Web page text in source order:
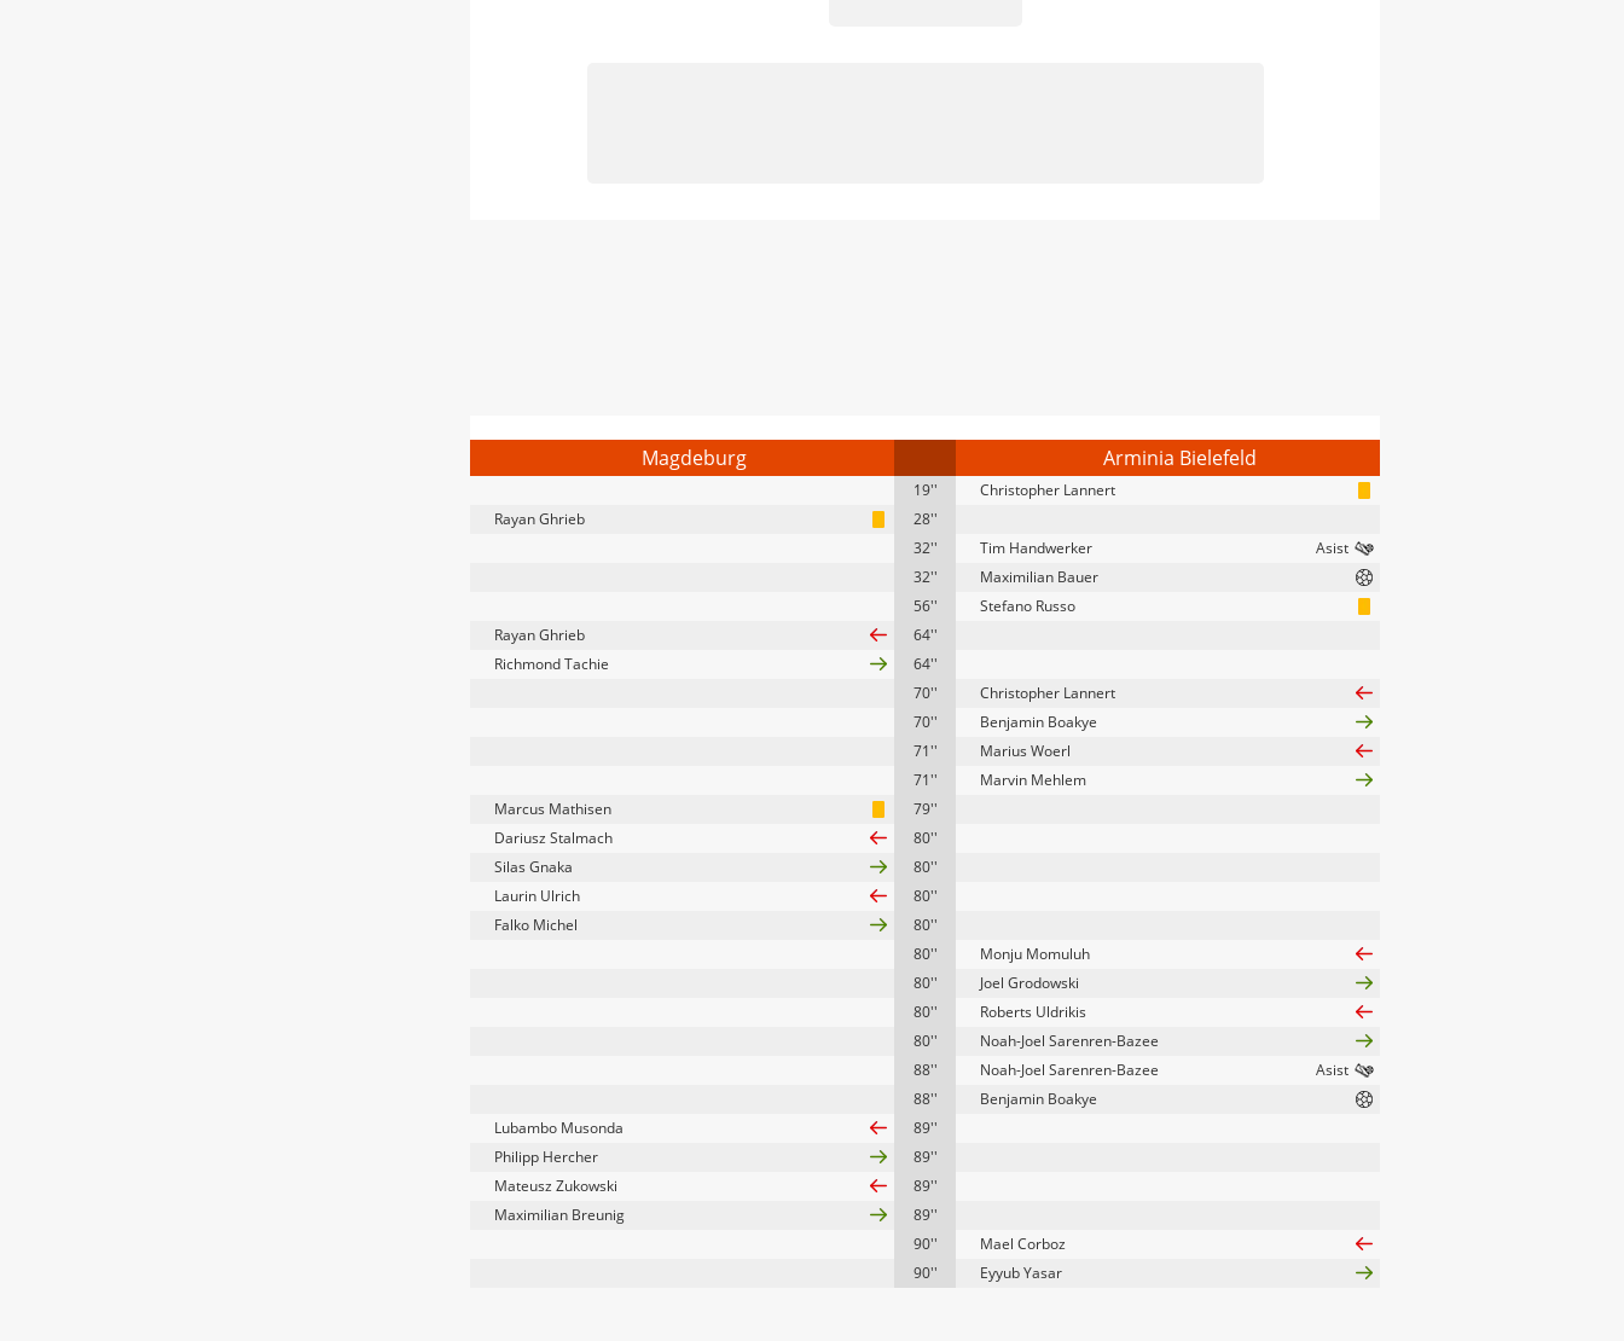
Magdeburg Arminia Bielefeld
19''
Christopher Lannert
Rayan Ghrieb
28''
32''
Tim Handwerker
32''
Maximilian Bauer
56''
Stefano Russo
Rayan Ghrieb
64''
Richmond Tachie
64''
70''
Christopher Lannert
70''
Benjamin Boakye
71''
Marius Woerl
71''
Marvin Mehlem
Marcus Mathisen
79''
Dariusz Stalmach
80''
Silas Gnaka
80''
Laurin Ulrich
80''
Falko Michel
80''
80''
Monju Momuluh
80''
Joel Grodowski
80''
Roberts Uldrikis
80''
Noah-Joel Sarenren-Bazee
88''
Noah-Joel Sarenren-Bazee
88''
Benjamin Boakye
Lubambo Musonda
89''
Philipp Hercher
89''
Mateusz Zukowski
89''
Maximilian Breunig
89''
90''
Mael Corboz
90''
Eyyub Yasar